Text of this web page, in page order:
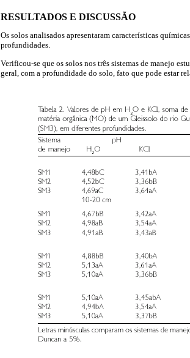
RESULTADOS E DISCUSSÃO
Os solos analisados apresentaram características
profundidades.
Verificou-se que os solos nos três sistemas de manejo
geral, com a profundidade do solo, fato que pode estar